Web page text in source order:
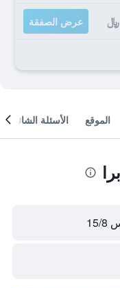
عرض الصفقة
الموقع الأسئلة الشائعة
8